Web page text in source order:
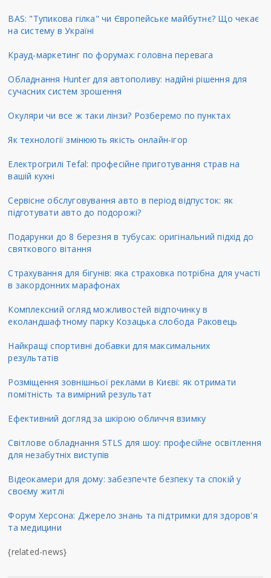
BAS: "Тупикова гілка" чи Європейське майбутнє? Що чекає
на систему в Україні
Крауд-маркетинг по форумах: головна перевага
Обладнання Hunter для автополиву: надійні рішення для
сучасних систем зрошення
Окуляри чи все ж таки лінзи? Розберемо по пунктах
Як технології змінюють якість онлайн-ігор
Електрогрилі Tefal: професійне приготування страв на
вашій кухні
Сервісне обслуговування авто в період відпусток: як
підготувати авто до подорожі?
Подарунки до 8 березня в тубусах: оригінальний підхід до
святкового вітання
Страхування для бігунів: яка страховка потрібна для участі
в закордонних марафонах
Комплексний огляд можливостей відпочинку в
еколандшафтному парку Козацька слобода Раковець
Найкращі спортивні добавки для максимальних
результатів
Розміщення зовнішньої реклами в Києві: як отримати
помітність та вимірний результат
Ефективний догляд за шкірою обличчя взимку
Світлове обладнання STLS для шоу: професійне освітлення
для незабутніх виступів
Відеокамери для дому: забезпечте безпеку та спокій у
своєму житлі
Форум Херсона: Джерело знань та підтримки для здоров'я
та медицини
{related-news}